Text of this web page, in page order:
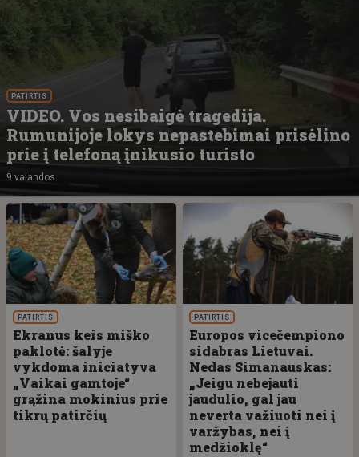
PATIRTIS
VIDEO. Vos nesibaigė tragedija.
Rumunijoje lokys nepastebimai prisėlino
prie į telefoną įnikusio turisto
9 valandos
PATIRTIS
Ekranus keis miško
paklotė: šalyje
vykdoma iniciatyva
„Vaikai gamtoje“
grąžina mokinius prie
tikrų patirčių
PATIRTIS
Europos vicečempiono
sidabras Lietuvai.
Nedas Simanauskas:
„Jeigu nebejauti
jaudulio, gal jau
neverta važiuoti nei į
varžybas, nei į
medžioklę“